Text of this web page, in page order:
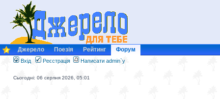
Джерело Поезія Рейтинг Форум
Вхід Реєстрація Написати admin`у
Сьогодні: 06 серпня 2026, 05:01